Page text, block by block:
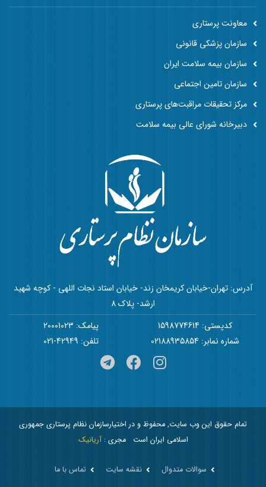
آدرس: تهران-خیابان کریمخان زند- خیابان استاد نجات اللهی - کوچه شهید
ارشد- پلاک 8
کدپستی: 1598774614
پیامک: 20001023
شماره نمابر: 02188935854
تلفن: 42949-021
معاونت پرستاری
سازمان پزشکی قانونی
سازمان بیمه سلامت ایران
سازمان تامین اجتماعی
مرکز تحقیقات مراقبت‌های پرستاری
دبیرخانه شورای عالی بیمه سلامت
تمام حقوق این وب سایت, محفوظ و در اختیارسازمان نظام پرستاری جمهوری
اسلامی ایران است
مجری :آریانیک
سوالات متدوال نقشه سایت تماس با ما